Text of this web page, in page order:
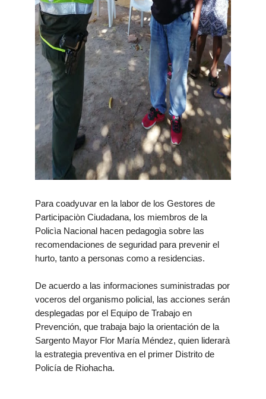
Para coadyuvar en la labor de los Gestores de
Participaciòn Ciudadana, los miembros de la
Policìa Nacional hacen pedagogìa sobre las
recomendaciones de seguridad para prevenir el
hurto, tanto a personas como a residencias.
De acuerdo a las informaciones suministradas por
voceros del organismo policial, las acciones serán
desplegadas por el Equipo de Trabajo en
Prevención, que trabaja bajo la orientación de la
Sargento Mayor Flor María Méndez, quien liderarà
la estrategia preventiva en el primer Distrito de
Policía de Riohacha.